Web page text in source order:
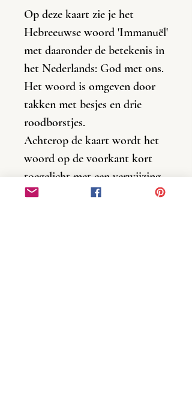
Op deze kaart zie je het
Hebreeuwse woord 'Immanuël'
met daaronder de betekenis in
het Nederlands: God met ons.
Het woord is omgeven door
takken met besjes en drie
roodborstjes.
Achterop de kaart wordt het
woord op de voorkant kort
toegelicht met een verwijzing
naar de Bijbeltekst.